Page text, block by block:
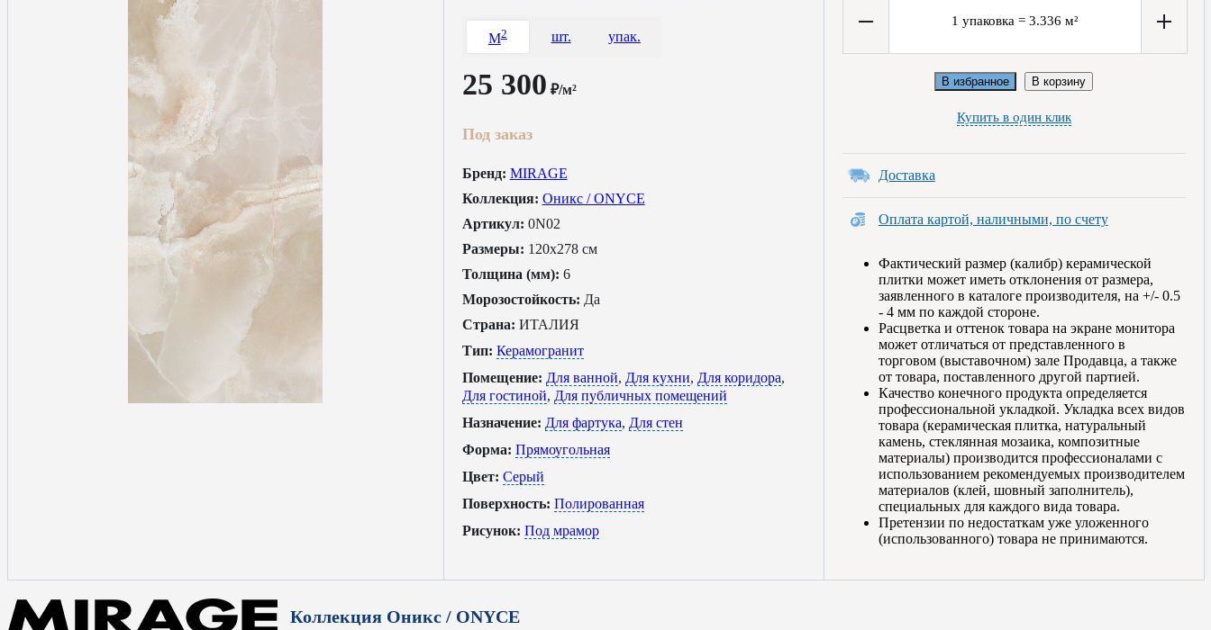
M2 шт. упак.
25 300 ₽/м²
Под заказ
Бренд: MIRAGE
Коллекция: Оникс / ONYCE
Артикул: 0N02
Размеры: 120x278 см
Толщина (мм): 6
Морозостойкость: Да
Страна: ИТАЛИЯ
Тип: Керамогранит
Помещение: Для ванной, Для кухни, Для коридора,
Для гостиной, Для публичных помещений
Назначение: Для фартука, Для стен
Форма: Прямоугольная
Цвет: Серый
Поверхность: Полированная
Рисунок: Под мрамор
1 упаковка = 3.336 м²
В избранное В корзину
Купить в один клик
Доставка
Оплата картой, наличными, по счету
Фактический размер (калибр) керамической
плитки может иметь отклонения от размера,
заявленного в каталоге производителя, на +/- 0.5
- 4 мм по каждой стороне.
Расцветка и оттенок товара на экране монитора
может отличаться от представленного в
торговом (выставочном) зале Продавца, а также
от товара, поставленного другой партией.
Качество конечного продукта определяется
профессиональной укладкой. Укладка всех видов
товара (керамическая плитка, натуральный
камень, стеклянная мозаика, композитные
материалы) производится профессионалами с
использованием рекомендуемых производителем
материалов (клей, шовный заполнитель),
специальных для каждого вида товара.
Претензии по недостаткам уже уложенного
(использованного) товара не принимаются.
Коллекция Оникс / ONYCE